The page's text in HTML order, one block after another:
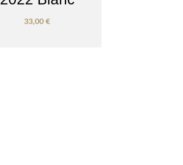
33,00€